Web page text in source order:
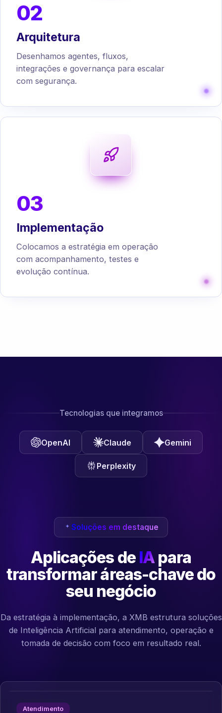
02
Arquitetura
Desenhamos agentes, fluxos,
integrações e governança para escalar
com segurança.
03
Implementação
Colocamos a estratégia em operação
com acompanhamento, testes e
evolução contínua.
Tecnologias que integramos
OpenAI Claude Gemini
Perplexity
Soluções em destaque
Aplicações de IApara
transformaráreas-chave do
seu negócio
Da estratégia à implementação, a XMB estrutura soluções
de Inteligência Artificial para atendimento, operação e
tomada de decisão com foco em resultado real.
Atendimento